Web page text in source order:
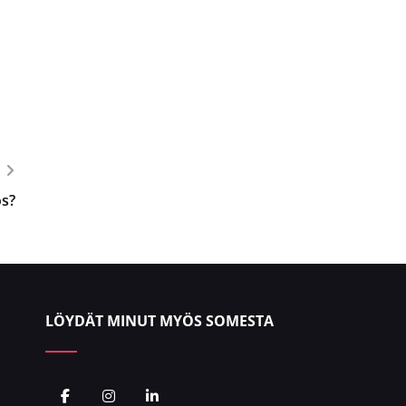
LÖYDÄT MINUT MYÖS SOMESTA
FacebookInstagramLinkedIn